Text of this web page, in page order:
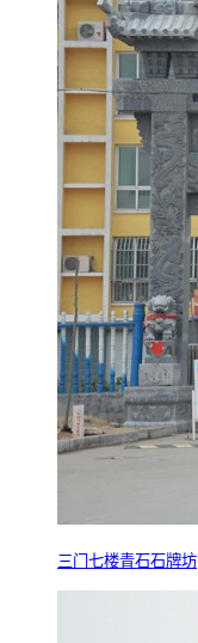
三门七楼青石石牌坊